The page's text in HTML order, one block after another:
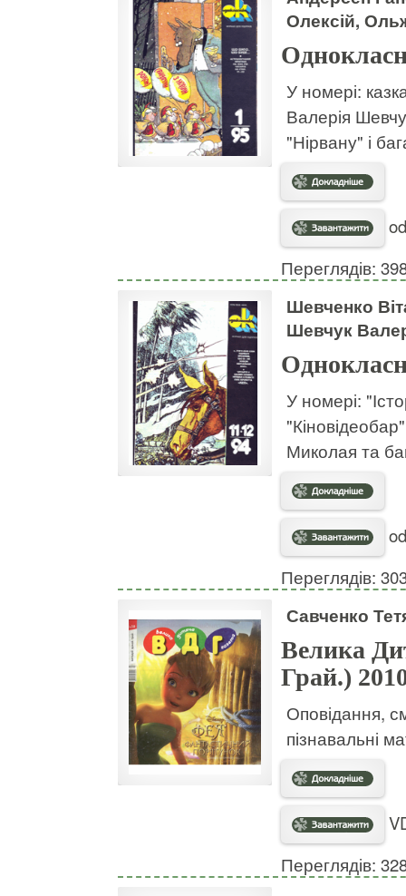
Олексій,
У номері:
Валерія
"Нірвану" і
Переглядів:
Шевченко
Шевчук
У номері:
Миколая та
Переглядів:
Савченко
Велика
Грай.)
Оповідання,
пізнавальні
Переглядів: